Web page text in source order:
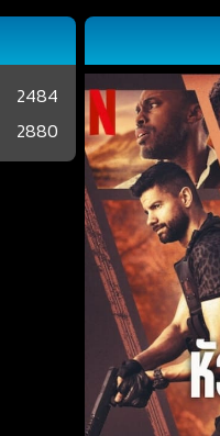
2484
2880